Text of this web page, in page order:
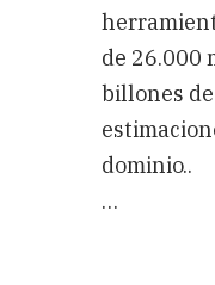
de 26.000
billones
dominio..
…